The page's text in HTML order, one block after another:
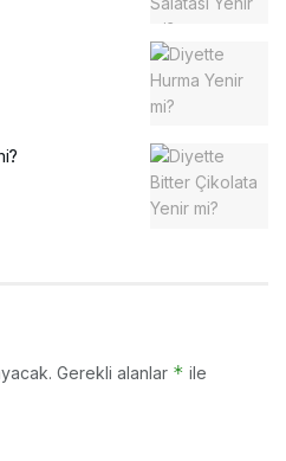
Gerekli alanlar * ile